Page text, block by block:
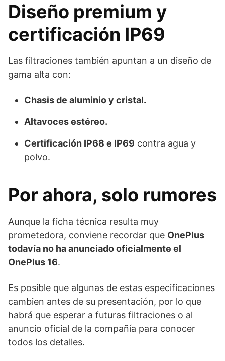
Diseño premium y
certificación IP69
Las filtraciones también apuntan a un diseño de
gama alta con:
Chasis de aluminio y cristal.
Altavoces estéreo.
Certificación IP68 e IP69 contra agua y
polvo.
Por ahora, solo rumores
Aunque la ficha técnica resulta muy
prometedora, conviene recordar que OnePlus
todavía no ha anunciado oficialmente el
OnePlus 16.
Es posible que algunas de estas especificaciones
cambien antes de su presentación, por lo que
habrá que esperar a futuras filtraciones o al
anuncio oficial de la compañía para conocer
todos los detalles.